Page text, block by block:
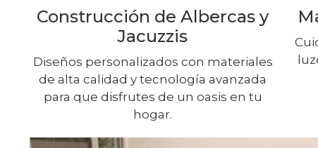
Construcción de Albercas y
Jacuzzis
Diseños personalizados con materiales
de alta calidad y tecnología avanzada
para que disfrutes de un oasis en tu
hogar.